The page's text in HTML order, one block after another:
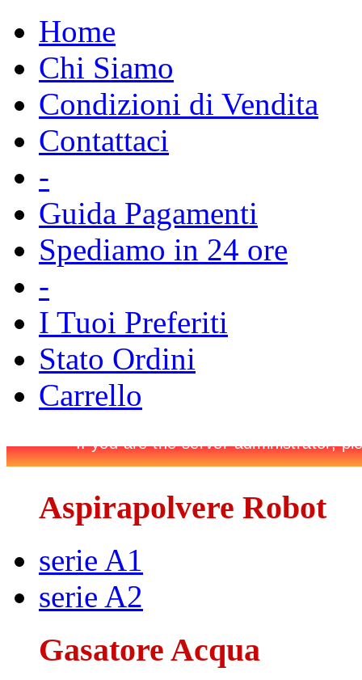
Home
Chi Siamo
Condizioni di Vendita
Contattaci
-
Guida Pagamenti
Spediamo in 24 ore
-
I Tuoi Preferiti
Stato Ordini
Carrello
Aspirapolvere Robot
serie A1
serie A2
Gasatore Acqua